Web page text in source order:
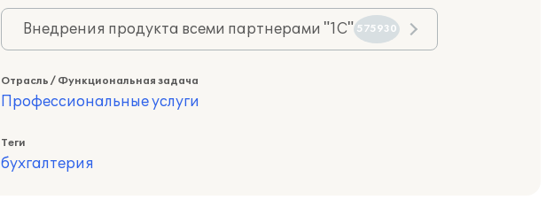
Внедрения продукта всеми партнерами "1С" 575930
Отрасль / Функциональная задача
Профессиональные услуги
Теги
бухгалтерия